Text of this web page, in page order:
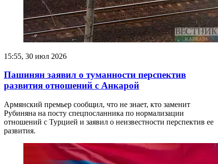
15:55, 30 июл 2026
Пашинян заявил о туманности перспектив
развития отношений с Анкарой
Армянский премьер сообщил, что не знает, кто заменит
Рубиняна на посту спецпосланника по нормализации
отношений с Турцией и заявил о неизвестности перспектив ее
развития.